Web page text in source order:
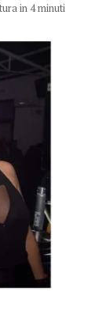
in 4 minuti